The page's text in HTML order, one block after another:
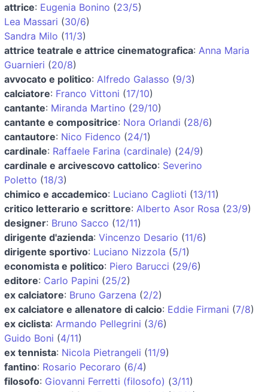
attrice: Eugenia Bonino (23/5)
Lea Massari (30/6)
Sandra Milo (11/3)
attrice teatrale e attrice cinematografica: Anna Maria
Guarnieri (20/8)
avvocato e politico: Alfredo Galasso (9/3)
calciatore: Franco Vittoni (17/10)
cantante: Miranda Martino (29/10)
cantante e compositrice: Nora Orlandi (28/6)
cantautore: Nico Fidenco (24/1)
cardinale: Raffaele Farina (cardinale) (24/9)
cardinale e arcivescovo cattolico: Severino
Poletto (18/3)
chimico e accademico: Luciano Caglioti (13/11)
critico letterario e scrittore: Alberto Asor Rosa (23/9)
designer: Bruno Sacco (12/11)
dirigente d'azienda: Vincenzo Desario (11/6)
dirigente sportivo: Luciano Nizzola (5/1)
economista e politico: Piero Barucci (29/6)
editore: Carlo Papini (25/2)
ex calciatore: Bruno Garzena (2/2)
ex calciatore e allenatore di calcio: Eddie Firmani (7/8)
ex ciclista: Armando Pellegrini (3/6)
Guido Boni (4/11)
ex tennista: Nicola Pietrangeli (11/9)
fantino: Rosario Pecoraro (6/4)
filosofo: Giovanni Ferretti (filosofo) (3/11)